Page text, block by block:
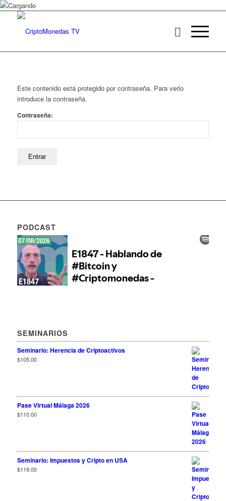
Este contenido está protegido por contraseña. Para verlo
introduce la contraseña.
Contraseña:
PODCAST
SEMINARIOS
Seminario: Herencia de Criptoactivos
$105.00
Pase Virtual Málaga 2026
$110.00
Seminario: Impuestos y Cripto en USA
$119.00